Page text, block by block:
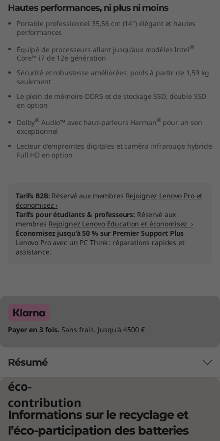
Hautes performances, ni plus ni moins
Portable professionnel 35,56 cm (14") élégant et hautes
performances
Équipé de processeurs allant jusqu’aux modèles Intel®
Core™ i7 de 12e génération
Sécurité et robustesse améliorées, poids à partir de 1,59 kg
seulement
Le plein de mémoire DDR5 et de stockage SSD, double SSD
en option
Dolby® Audio™ avec haut-parleurs Harman® pour un son
exceptionnel
Lecteur d’empreintes digitales et caméra infrarouge hybride
Full HD en option
Tarifs B2B: Réservé aux membres Rejoignez Lenovo Pro et
économisez ›
Tarifs pour étudiants & professeurs: Réservé aux
membres Rejoignez Lenovo Education et économisez ›
Économisez jusqu’à 50 % sur Premier Support Plus
Lenovo Pro avec un PC Think : réparations rapides et
assistance.
Payer en 3 fois. Sans frais. Jusqu'à 4500 €
Résumé
éco-
contribution
Informations sur le recyclage et
l’éco-participation des batteries